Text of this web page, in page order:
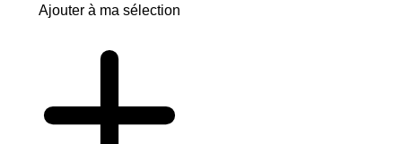
Ajouter à ma sélection